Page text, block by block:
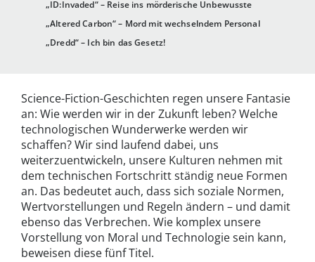
„ID:Invaded“ – Reise ins mörderische Unbewusste
„Altered Carbon“ – Mord mit wechselndem Personal
„Dredd“ – Ich bin das Gesetz!
Science-Fiction-Geschichten regen unsere Fantasie
an: Wie werden wir in der Zukunft leben? Welche
technologischen Wunderwerke werden wir
schaffen? Wir sind laufend dabei, uns
weiterzuentwickeln, unsere Kulturen nehmen mit
dem technischen Fortschritt ständig neue Formen
an. Das bedeutet auch, dass sich soziale Normen,
Wertvorstellungen und Regeln ändern – und damit
ebenso das Verbrechen. Wie komplex unsere
Vorstellung von Moral und Technologie sein kann,
beweisen diese fünf Titel.